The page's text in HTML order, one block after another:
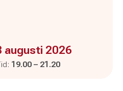
är :
augusti 2026
Pågår mellan
19.00 – och
21.20